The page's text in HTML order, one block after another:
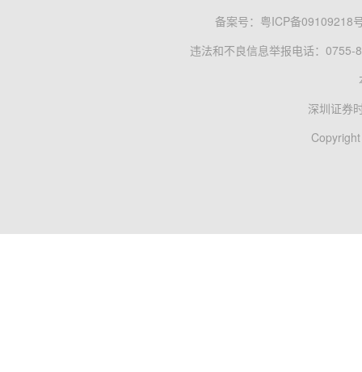
备案号： 粤ICP备09109218
违法和不良信息举报电话：0755-
深圳证券